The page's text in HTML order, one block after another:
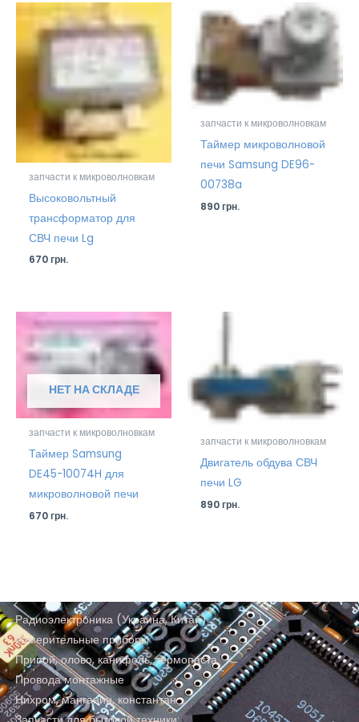
запчасти к микроволновкам
Высоковольтный
трансформатор для
СВЧ печи Lg
670грн.
запчасти к микроволновкам
Таймер микроволновой
печи Samsung DE96-
00738a
890грн.
НЕТ НА СКЛАДЕ
запчасти к микроволновкам
Таймер Samsung
DE45-10074H для
микроволновой печи
670грн.
запчасти к микроволновкам
Двигатель обдува СВЧ
печи LG
890грн.
Радиоэлектроника (Украина, Китай)
Измерительные приборы
Припой, олово, канифоль, термопаста
Провода монтажные
Нихром, манганин, константан